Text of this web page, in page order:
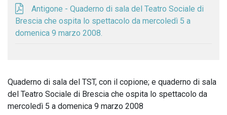
Antigone - Quaderno di sala del Teatro Sociale di
Brescia che ospita lo spettacolo da mercoledì 5 a
domenica 9 marzo 2008.
Quaderno di sala del TST, con il copione; e quaderno di sala
del Teatro Sociale di Brescia che ospita lo spettacolo da
mercoledì 5 a domenica 9 marzo 2008